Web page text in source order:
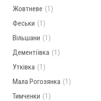
Жовтневе (1)
Феськи (1)
Вільшани (1)
Дементіївка (1)
Утківка (1)
Мала Рогозянка (1)
Тимченки (1)